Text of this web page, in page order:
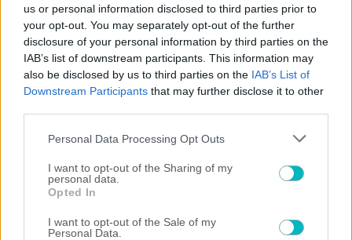
us or personal information disclosed to third parties prior to
your opt-out. You may separately opt-out of the further
disclosure of your personal information by third parties on the
IAB’s list of downstream participants. This information may
also be disclosed by us to third parties on the IAB’s List of
Downstream Participants that may further disclose it to other
Please note that this website/app uses one or more Google
not limited to your visit or usage behaviour. You may click to
grant or deny consent to Google and its third-party tags to
use your data for below specified purposes in below Google
consent section.
Personal Data Processing Opt Outs
I want to opt-out of the Sharing of my
personal data.
Opted In
I want to opt-out of the Sale of my
Personal Data.
Play
Video
Watch on
"The situation is out of control": Greek
firefighters battle wildfire for fourth day
ΠΕΡΙΣΣΟΤΕΡΑ ΑΡΘΡΑ